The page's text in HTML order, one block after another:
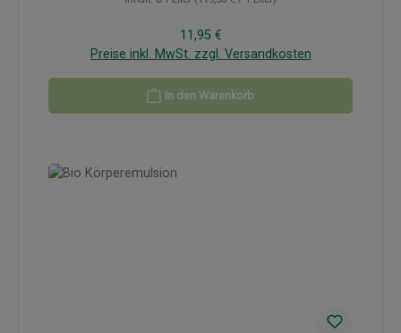
Regulärer Preis:
11,95 €
Preise inkl. MwSt. zzgl. Versandkosten
In den Warenkorb